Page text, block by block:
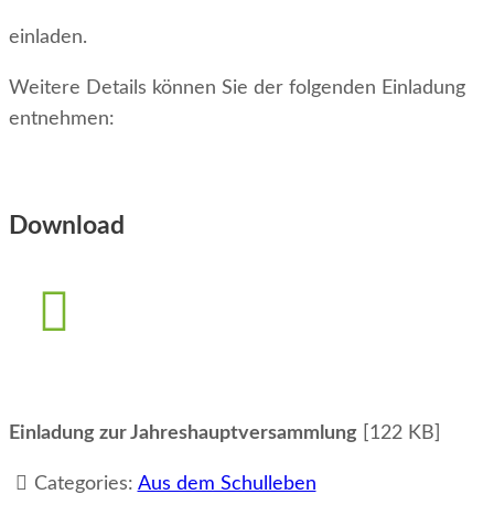
einladen.
Weitere Details können Sie der folgenden Einladung
entnehmen:
Download
Einladung zur Jahreshauptversammlung [122 KB]
Categories: Aus dem Schulleben